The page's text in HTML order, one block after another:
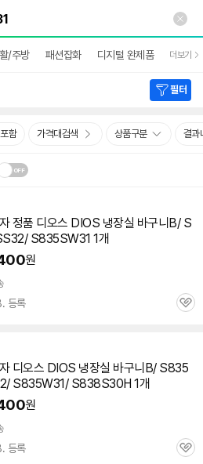
/주방 패션잡화 디지털 완제품 더보기
필터
함 가격대검색 상품구분 결과
정품 디오스 DIOS 냉장실 바구니B/ S
S835SW31 1개
원
등록
관
디오스 DIOS 냉장실 바구니B/ S835
S835W31/ S838S30H 1개
원
등록
관